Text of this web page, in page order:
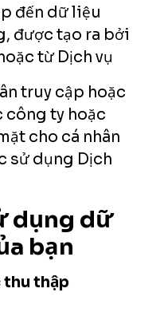
đến dữ liệu
được tạo ra bởi
từ Dịch vụ
truy cập hoặc
công ty hoặc
cho cá nhân
sử dụng Dịch
dụng dữ
bạn
thập